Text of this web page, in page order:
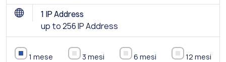
1 IP Address
up to 256 IP Address
1 mese 3 mesi 6 mesi 12 mesi